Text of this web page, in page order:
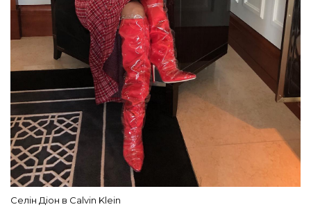
Селін Діон в Calvin Klein